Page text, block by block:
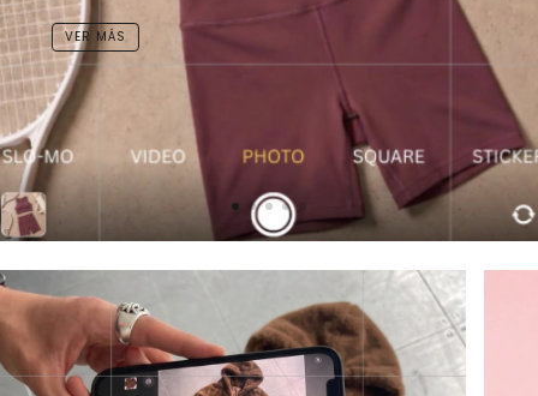
VER MÁS